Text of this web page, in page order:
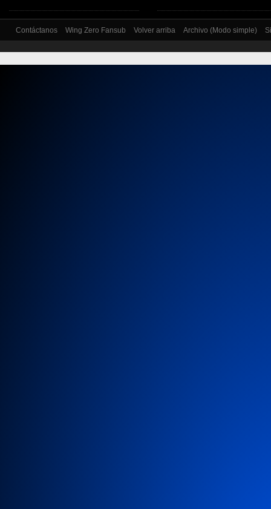
Contáctanos Wing Zero Fansub Volver arriba Archivo (Modo simple)